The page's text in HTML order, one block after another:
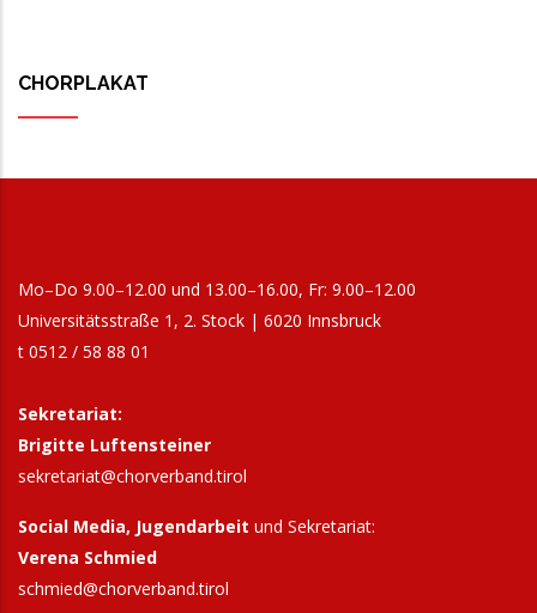
CHORPLAKAT
Mo–Do 9.00–12.00 und 13.00–16.00, Fr: 9.00–12.00
Universitätsstraße 1, 2. Stock | 6020 Innsbruck
t 0512 / 58 88 01
Sekretariat:
Brigitte Luftensteiner
sekretariat@chorverband.tirol
Social Media, Jugendarbeit und Sekretariat:
Verena Schmied
schmied@chorverband.tirol